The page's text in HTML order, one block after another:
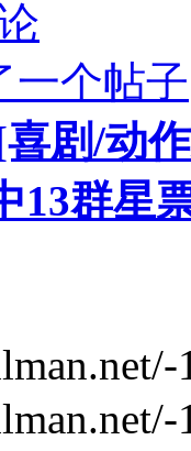
一个帖子
剧/动
13群星